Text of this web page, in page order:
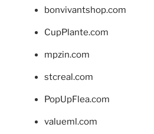
bonvivantshop.com
CupPlante.com
mpzin.com
stcreal.com
PopUpFlea.com
valueml.com